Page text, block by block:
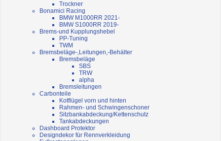
Trockner
Bonamici Racing
BMW M1000RR 2021-
BMW S1000RR 2019-
Brems-und Kupplungshebel
PP-Tuning
TWM
Bremsbeläge-,Leitungen,-Behälter
Bremsbeläge
SBS
TRW
alpha
Bremsleitungen
Carbonteile
Kotflügel vorn und hinten
Rahmen- und Schwingenschoner
Sitzbankabdeckung/Kettenschutz
Tankabdeckungen
Dashboard Protektor
Designdekor für Rennverkleidung